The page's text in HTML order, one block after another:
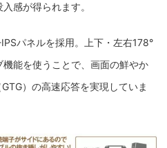
感が得られます。
パネルを採用。上下・左右178°
能を使うことで、画面の鮮やか
）の高速応答を実現していま